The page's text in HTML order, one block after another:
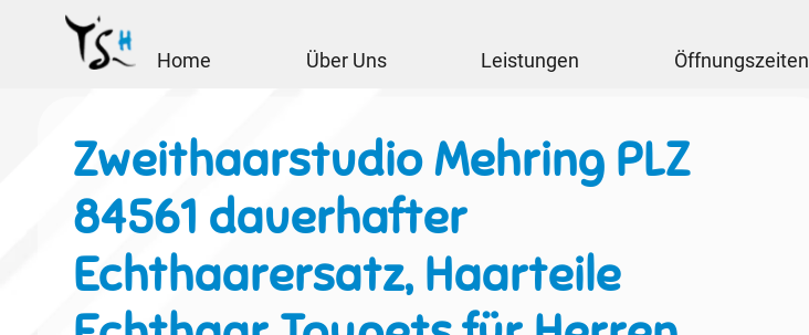
Home Über Uns Leistungen Öffnungszeiten
Zweithaarstudio Mehring PLZ
84561 dauerhafter
Echthaarersatz, Haarteile